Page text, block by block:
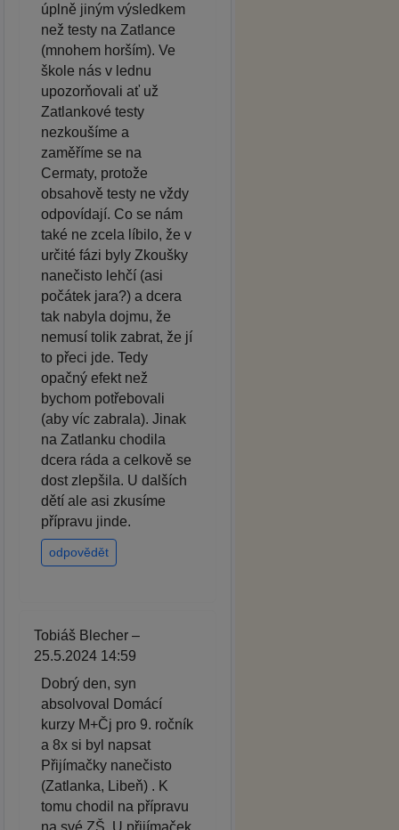
úplně jiným výsledkem
než testy na Zatlance
(mnohem horším). Ve
škole nás v lednu
upozorňovali ať už
Zatlankové testy
nezkoušíme a
zaměříme se na
Cermaty, protože
obsahově testy ne vždy
odpovídají. Co se nám
také ne zcela líbilo, že v
určité fázi byly Zkoušky
nanečisto lehčí (asi
počátek jara?) a dcera
tak nabyla dojmu, že
nemusí tolik zabrat, že jí
to přeci jde. Tedy
opačný efekt než
bychom potřebovali
(aby víc zabrala). Jinak
na Zatlanku chodila
dcera ráda a celkově se
dost zlepšila. U dalších
dětí ale asi zkusíme
přípravu jinde.
odpovědět
Tobiáš Blecher –
25.5.2024 14:59
Dobrý den, syn
absolvoval Domácí
kurzy M+Čj pro 9. ročník
a 8x si byl napsat
Přijímačky nanečisto
(Zatlanka, Libeň) . K
tomu chodil na přípravu
na své ZŠ. U přijímaček